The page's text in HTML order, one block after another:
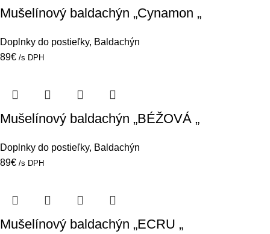
Mušelínový baldachýn „Cynamon „
Doplnky do postieľky, Baldachýn
89€ /s DPH
Mušelínový baldachýn „BÉŽOVÁ „
Doplnky do postieľky, Baldachýn
89€ /s DPH
Mušelínový baldachýn „ECRU „